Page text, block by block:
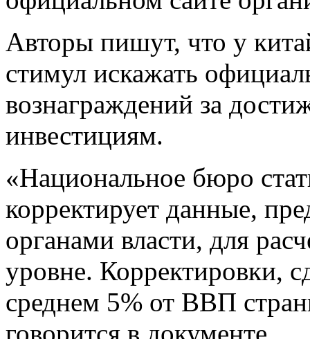
Авторы пишут, что у
стимул искажать
вознаграждений за
инвестициям.
«Национальное бюро
корректирует данные,
органами власти, для
уровне. Корректировки,
среднем 5% от ВВП
говорится в документе.